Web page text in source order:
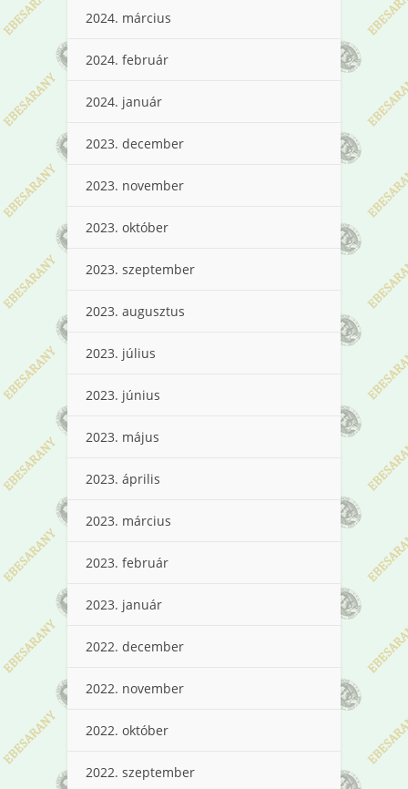
2024. március
2024. február
2024. január
2023. december
2023. november
2023. október
2023. szeptember
2023. augusztus
2023. július
2023. június
2023. május
2023. április
2023. március
2023. február
2023. január
2022. december
2022. november
2022. október
2022. szeptember